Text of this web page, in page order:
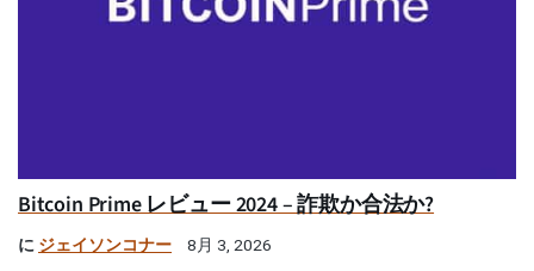
Bitcoin Prime レビュー 2024 – 詐欺か合法か?
に ジェイソンコナー 8月 3, 2026